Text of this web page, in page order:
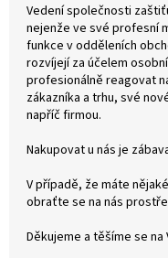
Vedení společnosti
nejenže ve své profesní
funkce v odděleních
rozvíjejí za účelem
profesionálně reagovat
zákazníka a trhu, své
napříč firmou.
Nakupovat u nás je
V případě, že máte
obraťte se na nás
Děkujeme a těšíme se na